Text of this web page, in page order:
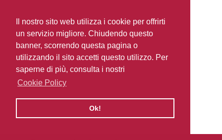
Il nostro sito web utilizza i cookie per offrirti
un servizio migliore. Chiudendo questo
banner, scorrendo questa pagina o
utilizzando il sito accetti questo utilizzo. Per
saperne di più, consulta i nostri
Cookie Policy
Ok!